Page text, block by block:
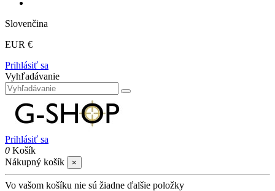
Slovenčina
EUR €
Prihlásiť sa
Vyhľadávanie
Prihlásiť sa
0 Košík
Nákupný košík
×
Vo vašom košíku nie sú žiadne ďalšie položky